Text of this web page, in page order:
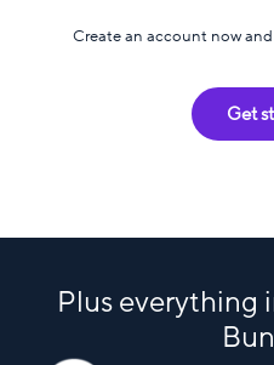
Create an account now
Get
Plus everything